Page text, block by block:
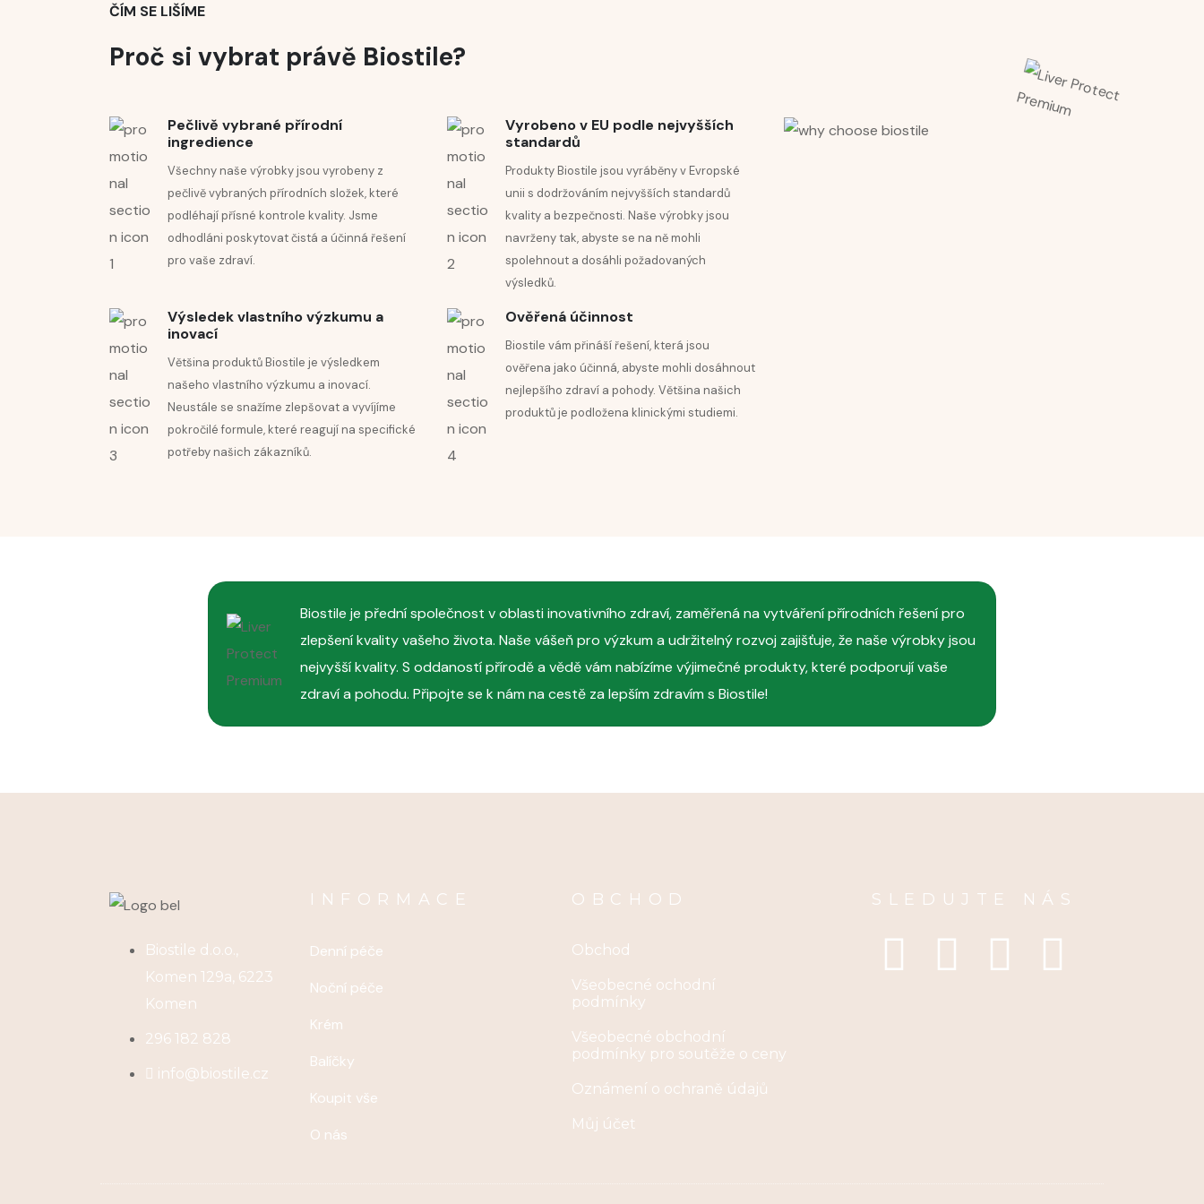
O 70 % zářivější pleť
O 24 % méně vrásek
SUNRISE
ČÍM SE LIŠÍME
Proč si vybrat právě Biostile?
Pečlivě vybrané přírodní
ingredience
Všechny naše výrobky jsou vyrobeny z
pečlivě vybraných přírodních složek, které
podléhají přísné kontrole kvality. Jsme
odhodláni poskytovat čistá a účinná řešení
pro vaše zdraví.
Vyrobeno v EU podle nejvyšších
standardů
Produkty Biostile jsou vyráběny v Evropské
unii s dodržováním nejvyšších standardů
kvality a bezpečnosti. Naše výrobky jsou
navrženy tak, abyste se na ně mohli
spolehnout a dosáhli požadovaných
výsledků.
Výsledek vlastního výzkumu a
inovací
Většina produktů Biostile je výsledkem
našeho vlastního výzkumu a inovací.
Neustále se snažíme zlepšovat a vyvíjíme
pokročilé formule, které reagují na specifické
potřeby našich zákazníků.
Ověřená účinnost
Biostile vám přináší řešení, která jsou
ověřena jako účinná, abyste mohli dosáhnout
nejlepšího zdraví a pohody. Většina našich
produktů je podložena klinickými studiemi.
Biostile je přední společnost v oblasti inovativního zdraví, zaměřená na vytváření přírodních řešení pro
zlepšení kvality vašeho života. Naše vášeň pro výzkum a udržitelný rozvoj zajišťuje, že naše výrobky jsou
nejvyšší kvality. S oddaností přírodě a vědě vám nabízíme výjimečné produkty, které podporují vaše
zdraví a pohodu. Připojte se k nám na cestě za lepším zdravím s Biostile!
Biostile d.o.o.,
Komen 129a, 6223
Komen
296 182 828
info@biostile.cz
INFORMACE
Denní péče
Noční péče
Krém
Balíčky
Koupit vše
O nás
OBCHOD
Obchod
Všeobecné ochodní
podmínky
Všeobecné obchodní
podmínky pro soutěže o ceny
Oznámení o ochraně údajů
Můj účet
SLEDUJTE NÁS